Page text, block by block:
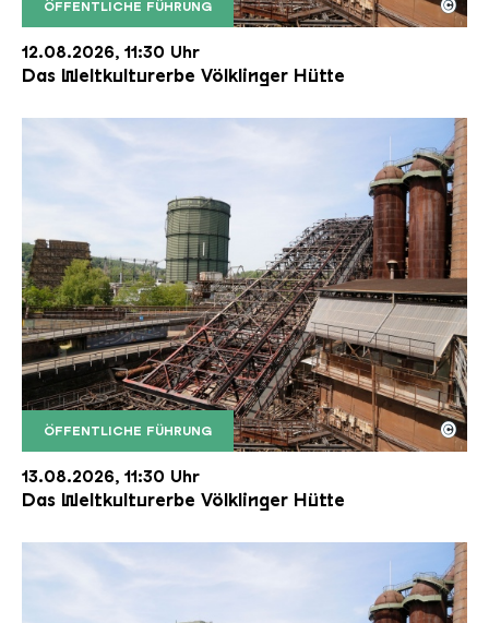
ÖFFENTLICHE FÜHRUNG
Der Erzschrägaufzug der Völklinger Hütte mit
Copyright: Weltkulturerbe Völklinger Hütte | Karl
©
12.08.2026, 11:30 Uhr
Das Weltkulturerbe Völklinger Hütte
ÖFFENTLICHE FÜHRUNG
Der Erzschrägaufzug der Völklinger Hütte mit
Copyright: Weltkulturerbe Völklinger Hütte | Karl
©
13.08.2026, 11:30 Uhr
Das Weltkulturerbe Völklinger Hütte